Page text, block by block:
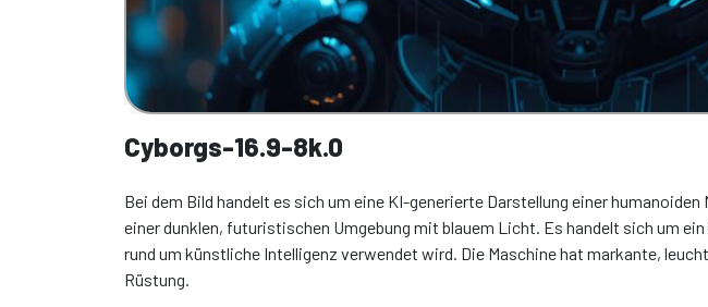
Cyborgs-16.9-8k.0
Bei dem Bild handelt es sich um eine KI-generierte Darstellung einer
einer dunklen, futuristischen Umgebung mit blauem Licht. Es handelt sich um
rund um künstliche Intelligenz verwendet wird. Die Maschine hat markante,
Rüstung.